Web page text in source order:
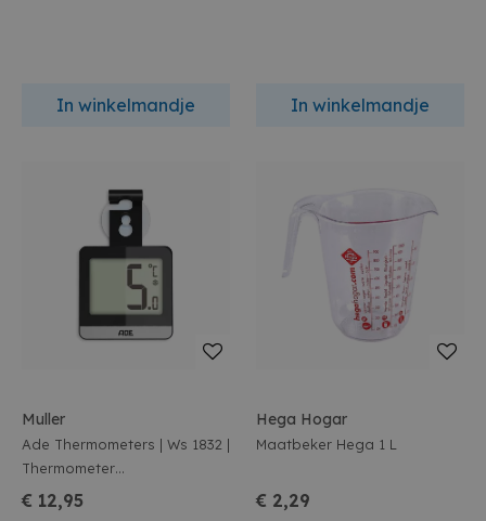
In winkelmandje In winkelmandje
Muller
Ade Thermometers | Ws 1832 |
Thermometer
Koelkast/Diepvries
€ 12,95
Hega Hogar
Maatbeker Hega 1 L
€ 2,29